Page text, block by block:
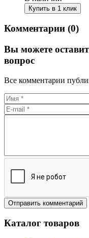
Купить в 1 клик
Комментарии (0)
Вы можете
вопрос
Все комментарии
Каталог товаров